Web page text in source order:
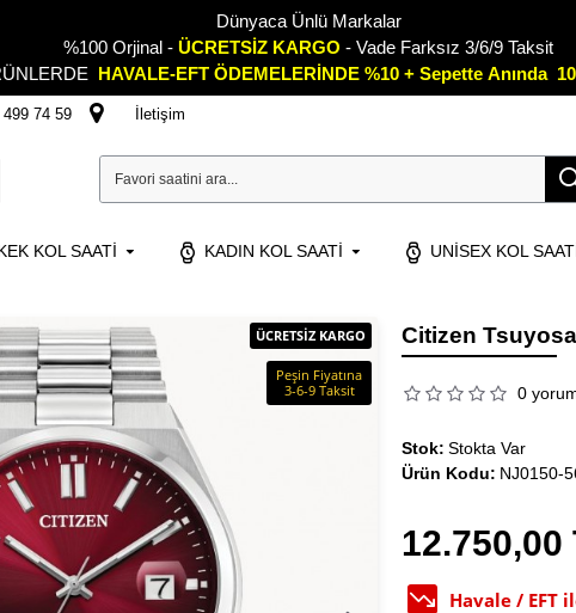
Dünyaca Ünlü Markalar
%100 Orjinal - ÜCRETSİZ KARGO - Vade Farksız 3/6/9 Taksit
HAVALE-EFT ÖDEMELERİNDE %10 + Sepette Anında
74 59 İletişim
KOL SAATI KADIN KOL SAATI UNISEX KOL
ÜCRETSİZ KARGO
Peşin Fiyatına
3-6-9 Taksit
Citizen
0
12.750,00
Havale / EFT
Stok: Stokta Var
Ürün Kodu: NJ0150-